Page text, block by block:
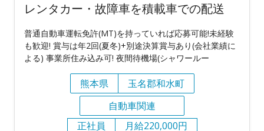
レンタカー・故障車を積載車での配送
普通自動車運転免許(MT)を持っていれば応募可能!未経験
も歓迎! 賞与は年2回(夏冬)+別途決算賞与あり(会社業績に
よる) 事業所住み込み可! 夜間待機場(シャワールー
熊本県
玉名郡和水町
自動車関連
正社員
月給220,000円